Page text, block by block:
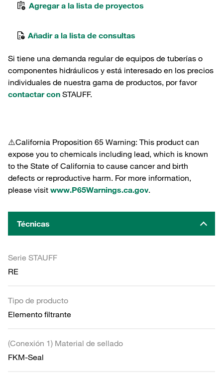
Agregar a la lista de proyectos
Añadir a la lista de consultas
Si tiene una demanda regular de equipos de tuberías o
componentes hidráulicos y está interesado en los precios
individuales de nuestra gama de productos, por favor
contactar con STAUFF.
⚠️California Proposition 65 Warning: This product can
expose you to chemicals including lead, which is known
to the State of California to cause cancer and birth
defects or reproductive harm. For more information,
please visit www.P65Warnings.ca.gov.
Técnicas
Serie STAUFF
RE
Tipo de producto
Elemento filtrante
(Conexión 1) Material de sellado
FKM-Seal